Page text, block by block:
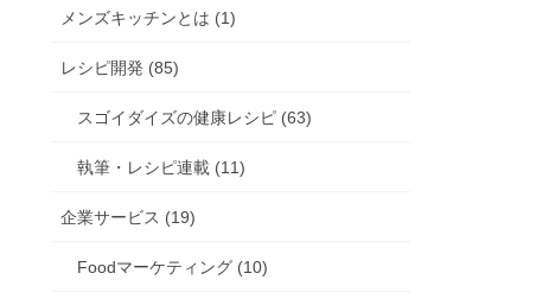
メンズキッチンとは (1)
レシピ開発 (85)
スゴイダイズの健康レシピ (63)
執筆・レシピ連載 (11)
企業サービス (19)
Foodマーケティング (10)